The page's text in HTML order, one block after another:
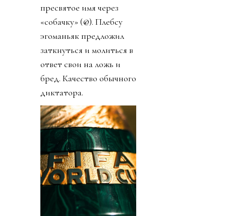
пресвятое имя через
«собачку» (@). Плебсу
эгоманьяк предложил
заткнуться и молиться в
ответ свои на ложь и
бред. Качество обычного
диктатора.